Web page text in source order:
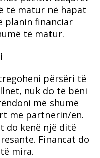
të matur në hapat
planin financiar
të matur.
përsëri të
nuk do të bëni
më shumë
me partnerin/en.
do kenë një ditë
Financat do
mira.